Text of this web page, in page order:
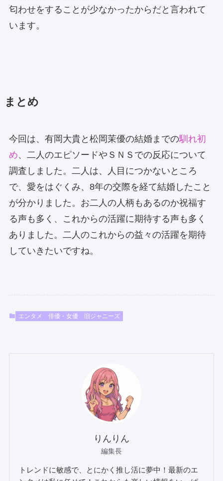
匂わせをすることが少なかったからだと言われて
います。
まとめ
今回は、有岡大貴と松岡茉優の結婚までの馴れ初
め、二人のエピソードやＳＮＳでの反応について
調査しました。二人は、人目につかないところ
で、愛をはぐくみ、8年の交際を経て結婚したこと
が分かりました。お二人の人柄もあるのか祝福す
る声も多く、これからの活躍に期待する声も多く
ありました。二人のこれからの益々の活躍を期待
していきたいですね。
エンタメ 俳優・女優 旧ジャニーズ
りんりん
編集長
トレンドに敏感で、とにかく推し活に夢中！最新のエ